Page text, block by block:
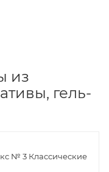
из
гель-
№ 3 Классические